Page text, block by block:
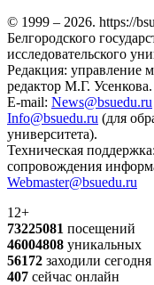
© 1999 – 2026. https://
Белгородского
исследовательского
Редакция: управление
редактор М.Г.
E-mail: News@bsuedu.ru
Info@bsuedu.ru (для
университета).
Техническая
сопровождения
Webmaster@bsuedu.ru
12+
73225081 посещений
46004808 уникальных
56172 заходили сегодня
407 сейчас онлайн